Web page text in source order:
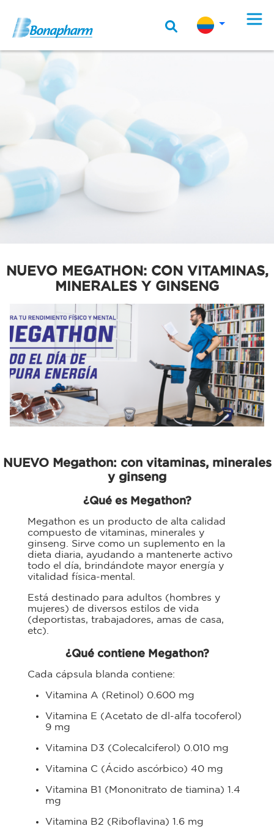
NUEVO MEGATHON: CON VITAMINAS,
MINERALES Y GINSENG
NUEVO Megathon: con vitaminas, minerales
y ginseng
¿Qué es Megathon?
Megathon es un producto de alta calidad
compuesto de vitaminas, minerales y
ginseng. Sirve como un suplemento en la
dieta diaria, ayudando a mantenerte activo
todo el día, brindándote mayor energía y
vitalidad física-mental.
Está destinado para adultos (hombres y
mujeres) de diversos estilos de vida
(deportistas, trabajadores, amas de casa,
etc).
¿Qué contiene Megathon?
Cada cápsula blanda contiene:
Vitamina A (Retinol) 0.600 mg
Vitamina E (Acetato de dl-alfa tocoferol)
9 mg
Vitamina D3 (Colecalciferol) 0.010 mg
Vitamina C (Ácido ascórbico) 40 mg
Vitamina B1 (Mononitrato de tiamina) 1.4
mg
Vitamina B2 (Riboflavina) 1.6 mg